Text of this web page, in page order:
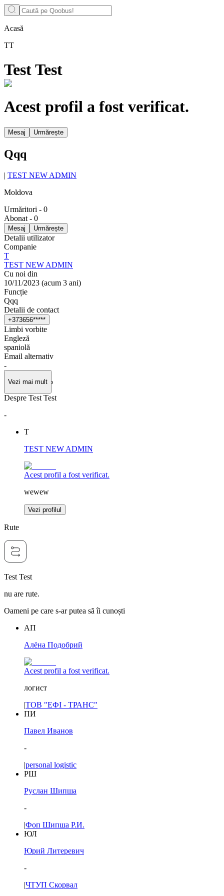
Acasă
TT
Test Test
Acest profil a fost verificat.
Mesaj Urmărește
Qqq
| TEST NEW ADMIN
Moldova
Urmăritori - 0
Abonat - 0
Mesaj Urmărește
Detalii utilizator
Companie
T
TEST NEW ADMIN
Cu noi din
10/11/2023 (acum 3 ani)
Funcție
Qqq
Detalii de contact
+373656*****
Limbi vorbite
Engleză
spaniolă
Email alternativ
-
Vezi mai mult
Despre Test Test
-
T
TEST NEW ADMIN
Acest profil a fost verificat.
wewew
Vezi profilul
Rute
Test Test
nu are rute.
Oameni pe care s-ar putea să îi cunoști
АП
Алёна Подобрий
Acest profil a fost verificat.
логист
|ТОВ "ЕФІ - ТРАНС"
ПИ
Павел Иванов
-
|personal logistic
РШ
Руслан Шипша
-
|Фоп Шипша Р.И.
ЮЛ
Юрий Литеревич
-
|ЧТУП Скорвал